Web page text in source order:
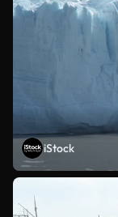
iStock